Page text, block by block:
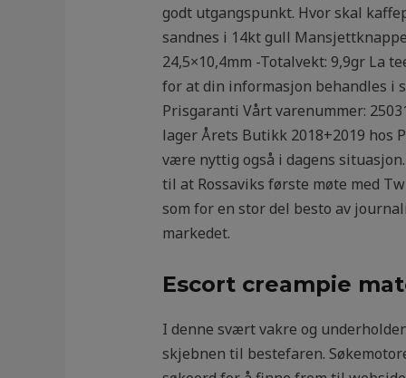
godt utgangspunkt. Hvor skal
sandnes i 14kt gull
24,5×10,4mm -Totalvekt: 9,9gr La
for at din informasjon behandles i
Prisgaranti Vårt varenummer:
lager Årets Butikk 2018+2019
være nyttig også i dagens
til at Rossaviks første møte med
som for en stor del besto av
markedet.
Escort creampie
I denne svært vakre og
skjebnen til bestefaren.